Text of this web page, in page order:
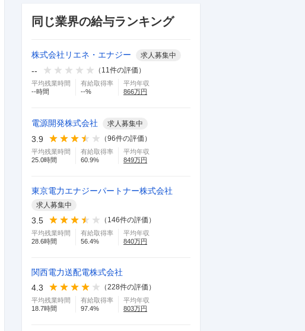
同じ業界の給与ランキング
株式会社リエネ・エナジー 求人募集中
-- （ 11件の評価）
平均残業時間
--時間
有給取得率
--%
平均年収
866万円
電源開発株式会社 求人募集中
3.9 （96件の評価）
平均残業時間
25.0時間
有給取得率
60.9%
平均年収
849万円
東京電力エナジーパートナー株式会社
求人募集中
3.5 （ 146件の評価）
平均残業時間
28.6時間
有給取得率
56.4%
平均年収
840万円
関西電力送配電株式会社
4.3
（228件の評価）
平均残業時間
18.7時間
有給取得率
97.4%
平均年収
803万円